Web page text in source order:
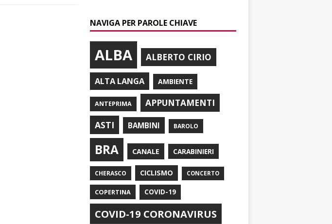
NAVIGA PER PAROLE CHIAVE
ALBA ALBERTO CIRIO
ALTA LANGA AMBIENTE
ANTEPRIMA
APPUNTAMENTI
ASTI
BAMBINI BAROLO
BRA CANALE CARABINIERI
CHERASCO CICLISMO CONCERTO
COPERTINA COVID-19
COVID-19 CORONAVIRUS